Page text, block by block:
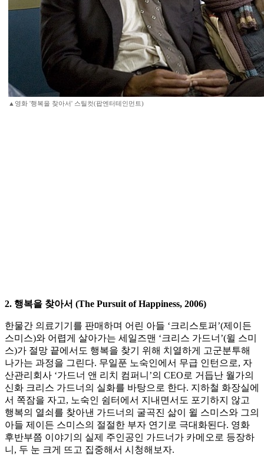
▲영화 '행복을 찾아서' 스틸컷(팝엔터테인먼트)
2. 행복을 찾아서 (The Pursuit of Happiness, 2006)
한물간 의료기기를 판매하며 어린 아들 ‘크리스토퍼’(제이든
스미스)와 어렵게 살아가는 세일즈맨 ‘크리스 가드너’(윌 스미
스)가 절망 끝에서도 행복을 찾기 위해 치열하게 고군분투해
나가는 과정을 그린다. 무일푼 노숙인에서 무급 인턴으로, 자
산관리회사 ‘가드너 앤 리치 컴퍼니’의 CEO로 거듭난 월가의
신화 크리스 가드너의 실화를 바탕으로 한다. 지하철 화장실에
서 쪽잠을 자고, 노숙인 쉼터에서 지내면서도 포기하지 않고
행복의 열쇠를 찾아낸 가드너의 굴곡진 삶이 윌 스미스와 그의
아들 제이든 스미스의 절절한 부자 연기로 극대화된다. 영화
후반부쯤 이야기의 실제 주인공인 가드너가 카메오로 등장하
니, 두 눈 크게 뜨고 집중해서 시청해보자.